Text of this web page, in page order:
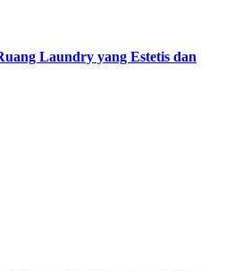
Laundry yang Estetis dan